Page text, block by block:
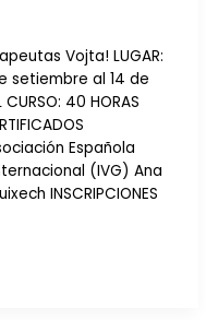
Vojta! LUGAR:
setiembre al 14 de
40 HORAS
Española
(IVG) Ana
INSCRIPCIONES